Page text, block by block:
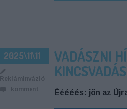
2025\11\11
ReklámInvázió
komment
VADÁSZNI
Ééééés: jön az